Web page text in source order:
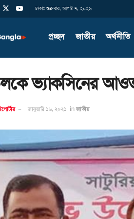
ঢাকাঃ শুক্রবার, আগস্ট ৭, ২০২৬
প্রচ্ছদ জাতীয় অর্থনীতি
ভ্যাকসিনের
জানুয়ারি ১৬, ২০২১ in জাতীয়